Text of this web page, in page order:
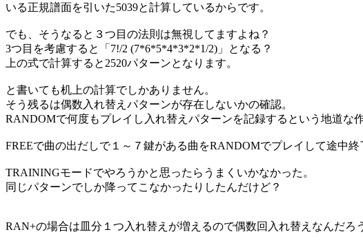
いる正規譜面を引いた5039と計算しているからです。
でも、そうなると３つ目の法則は無視してますよね？
3つ目を考慮すると「7!/2 (7*6*5*4*3*2*1/2)」となる？
上の式で計算すると2520パターンとなります。
と書いても机上の計算でしかありません。
そう残るは偶数入れ替えパターンが存在しないかの確認。
RANDOMで何度もプレイし入れ替えパターンを記録するという地道な作
FREEで曲の出だしで１～７鍵がある曲をRANDOMでプレイして途中
TRAININGモードでやろうかと思ったらうまくいかなかった。
同じパターンでしか降ってこなかったりしたんだけど？
RAN+の場合は皿分１つ入れ替えが増えるので偶数回入れ替えなんだろ